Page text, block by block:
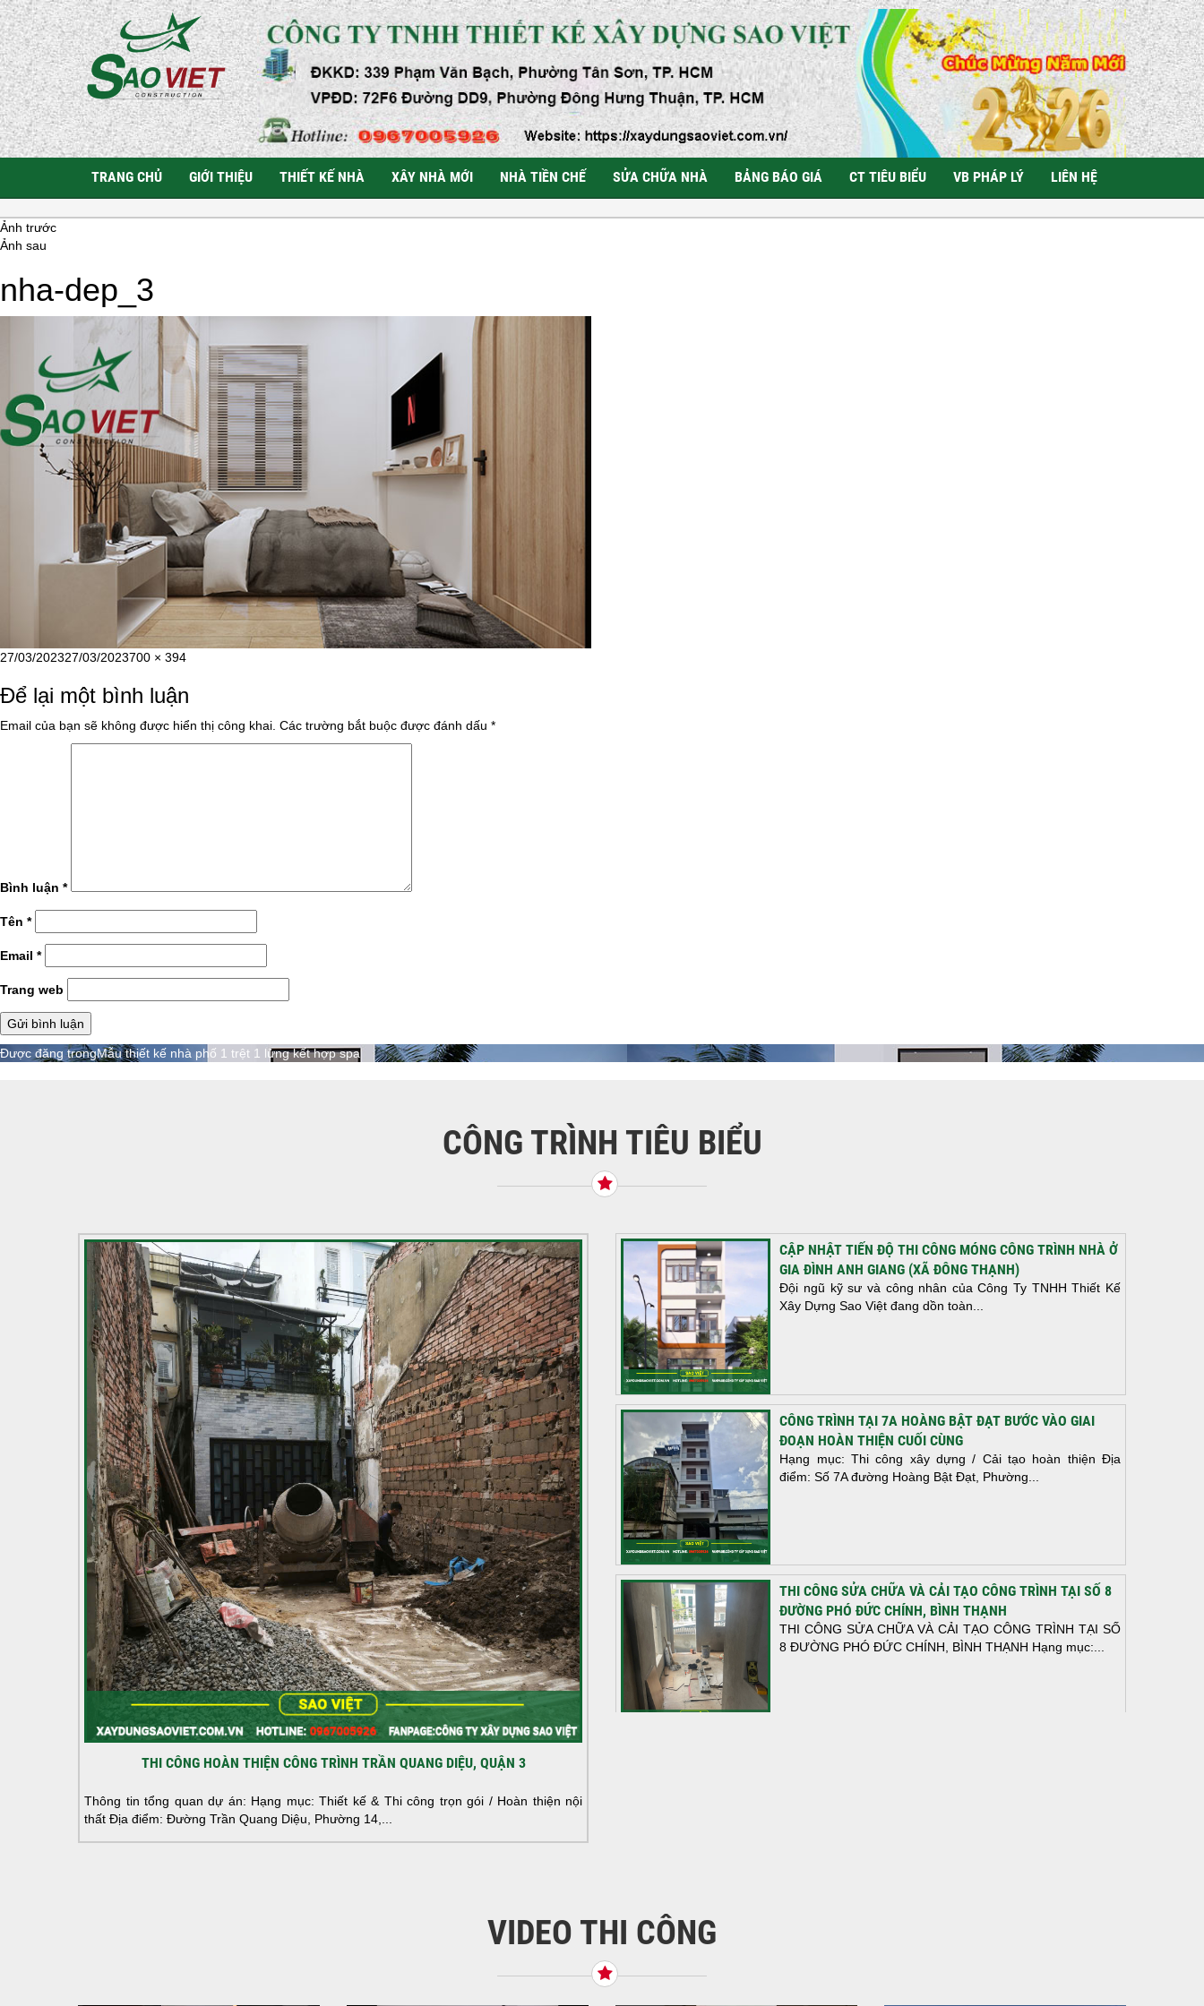
TRANG CHỦ GIỚI THIỆU THIẾT KẾ NHÀ XÂY NHÀ MỚI NHÀ TIỀN CHẾ SỬA CHỮA NHÀ BẢNG BÁO GIÁ CT TIÊU BIỂU VB PHÁP LÝ LIÊN HỆ
Ảnh trước
Ảnh sau
nha-dep_3
Đăng
ngày
27/03/202327/03/2023Kích
đầy
700 × 394
Để lại một bình luận
Email của bạn sẽ không được hiển thị công khai. Các trường bắt buộc được đánh dấu *
Bình luận *
Tên *
Email *
Trang web
Điều
Được đăng trongMẫu thiết kế nhà phố 1 trệt 1 lửng kết hợp spa
CÔNG TRÌNH TIÊU BIỂU
THI CÔNG HOÀN THIỆN CÔNG TRÌNH TRẦN QUANG DIỆU, QUẬN 3
Thông tin tổng quan dự án: Hạng mục: Thiết kế & Thi công trọn gói / Hoàn thiện nội
thất Địa điểm: Đường Trần Quang Diệu, Phường 14,...
CẬP NHẬT TIẾN ĐỘ THI CÔNG MÓNG CÔNG TRÌNH NHÀ Ở
GIA ĐÌNH ANH GIANG (XÃ ĐÔNG THẠNH)
Đội ngũ kỹ sư và công nhân của Công Ty TNHH Thiết Kế
Xây Dựng Sao Việt đang dồn toàn...
CÔNG TRÌNH TẠI 7A HOÀNG BẬT ĐẠT BƯỚC VÀO GIAI
ĐOẠN HOÀN THIỆN CUỐI CÙNG
Hạng mục: Thi công xây dựng / Cải tạo hoàn thiện Địa
điểm: Số 7A đường Hoàng Bật Đạt, Phường...
THI CÔNG SỬA CHỮA VÀ CẢI TẠO CÔNG TRÌNH TẠI SỐ 8
ĐƯỜNG PHÓ ĐỨC CHÍNH, BÌNH THẠNH
THI CÔNG SỬA CHỮA VÀ CẢI TẠO CÔNG TRÌNH TẠI SỐ
8 ĐƯỜNG PHÓ ĐỨC CHÍNH, BÌNH THẠNH Hạng mục:...
VIDEO THI CÔNG